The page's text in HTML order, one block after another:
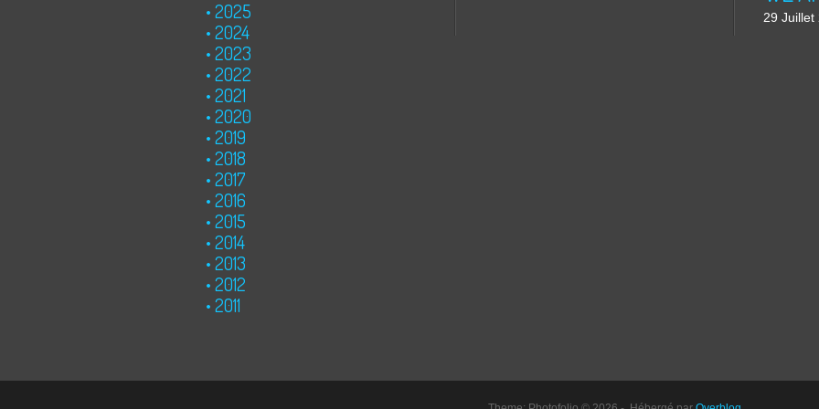
2025
2024
2023
2022
2021
2020
2019
2018
2017
2016
2015
2014
2013
2012
2011
29 Juillet